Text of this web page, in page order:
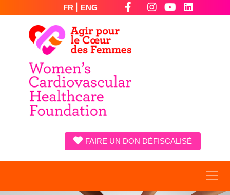
FR ENG
FAIRE UN DON DÉFISCALISÉ